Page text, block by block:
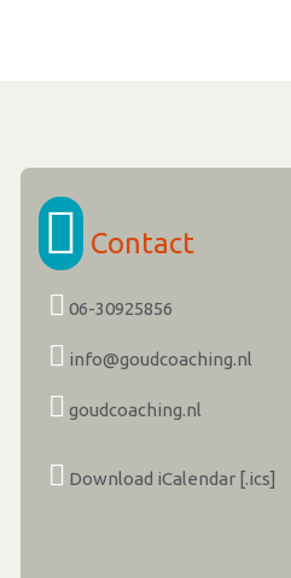
Contact
06-30925856
info@goudcoaching.nl
goudcoaching.nl
Download iCalendar [.ics]